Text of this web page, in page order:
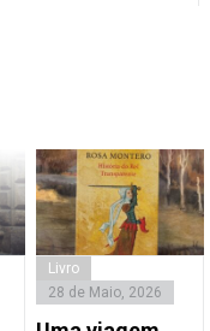
Livro
28 de Maio, 2026